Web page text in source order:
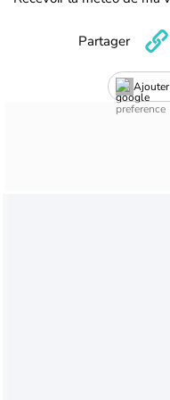
Ajouter
Partager